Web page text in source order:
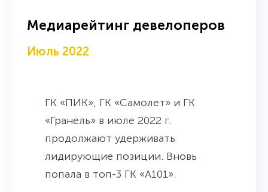
Медиарейтинг девелоперов
Июль 2022
ГК «ПИК», ГК «Самолет» и ГК
«Гранель» в июле 2022 г.
продолжают удерживать
лидирующие позиции. Вновь
попала в топ-3 ГК «А101».